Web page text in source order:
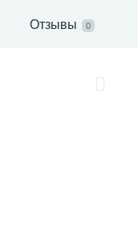
Отзывы 0